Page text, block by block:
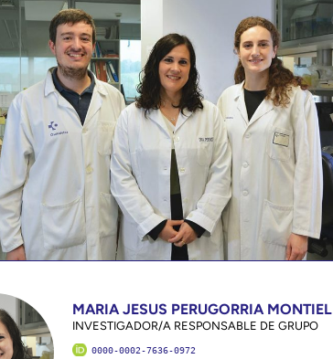
MARIA JESUS PERUGORRIA MONTIEL
INVESTIGADOR/A RESPONSABLE DE GRUPO
0000-0002-7636-0972